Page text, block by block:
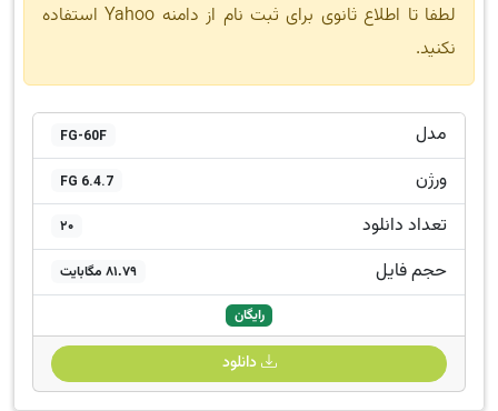
لطفا تا اطلاع ثانوی برای ثبت نام از دامنه Yahoo استفاده
نکنید.
مدل FG-60F
ورژن FG 6.4.7
تعداد دانلود 20
حجم فایل 81.79 مگابایت
رایگان
دانلود